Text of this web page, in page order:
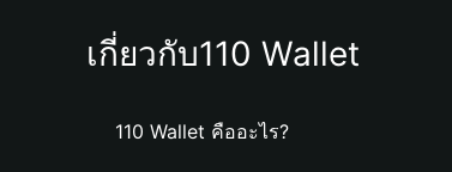
เกี่ยวกับ110 Wallet
110 Wallet คืออะไร?